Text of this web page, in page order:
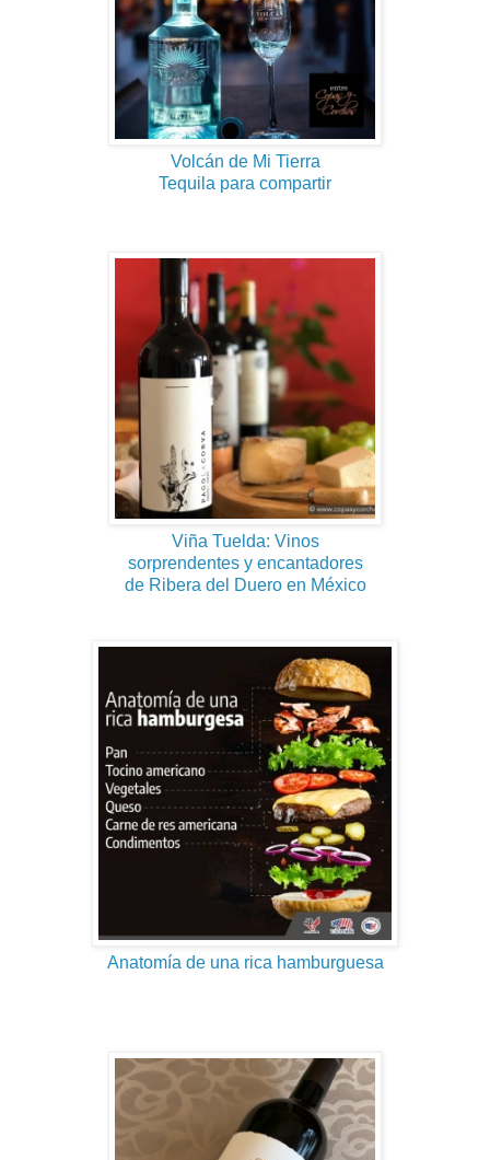
Volcán de Mi Tierra
Tequila para compartir
Viña Tuelda: Vinos
sorprendentes y encantadores
de Ribera del Duero en México
Anatomía de una rica hamburguesa